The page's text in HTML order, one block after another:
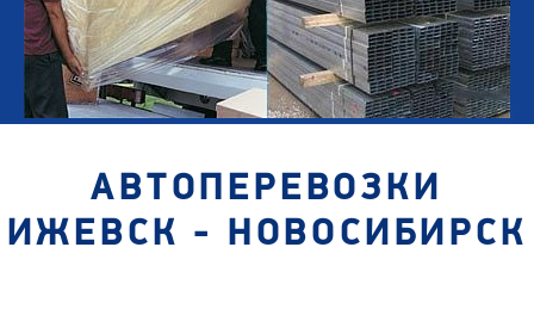
АВТОПЕРЕВОЗКИ
ИЖЕВСК - НОВОСИБИРСК